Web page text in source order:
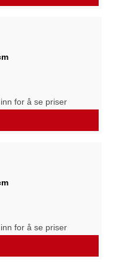
for å se priser
for å se priser